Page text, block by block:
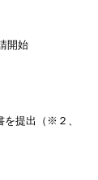
開始
を提出
（※２、